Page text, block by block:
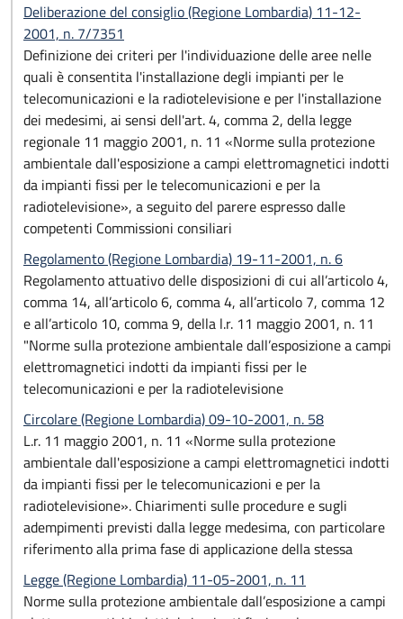
Deliberazione del consiglio (Regione Lombardia) 11-12-
2001, n. 7/7351
Definizione dei criteri per l'individuazione delle aree nelle
quali è consentita l'installazione degli impianti per le
telecomunicazioni e la radiotelevisione e per l'installazione
dei medesimi, ai sensi dell'art. 4, comma 2, della legge
regionale 11 maggio 2001, n. 11 «Norme sulla protezione
ambientale dall'esposizione a campi elettromagnetici indotti
da impianti fissi per le telecomunicazioni e per la
radiotelevisione», a seguito del parere espresso dalle
competenti Commissioni consiliari
Regolamento (Regione Lombardia) 19-11-2001, n. 6
Regolamento attuativo delle disposizioni di cui all’articolo 4,
comma 14, all’articolo 6, comma 4, all’articolo 7, comma 12
e all’articolo 10, comma 9, della l.r. 11 maggio 2001, n. 11
"Norme sulla protezione ambientale dall’esposizione a campi
elettromagnetici indotti da impianti fissi per le
telecomunicazioni e per la radiotelevisione
Circolare (Regione Lombardia) 09-10-2001, n. 58
L.r. 11 maggio 2001, n. 11 «Norme sulla protezione
ambientale dall'esposizione a campi elettromagnetici indotti
da impianti fissi per le telecomunicazioni e per la
radiotelevisione». Chiarimenti sulle procedure e sugli
adempimenti previsti dalla legge medesima, con particolare
riferimento alla prima fase di applicazione della stessa
Legge (Regione Lombardia) 11-05-2001, n. 11
Norme sulla protezione ambientale dall’esposizione a campi